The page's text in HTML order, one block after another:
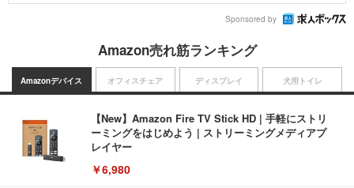
Sponsored by
Amazon売れ筋ランキング
Amazonデバイス
【New】Amazon Fire TV Stick HD | 手軽にストリ
ーミングをはじめよう | ストリーミングメディアプ
レイヤー
￥6,980
オフィスチェア ディスプレイ 犬用トイレ